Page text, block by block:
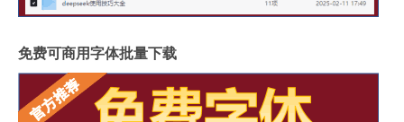
免费可商用字体批量下载